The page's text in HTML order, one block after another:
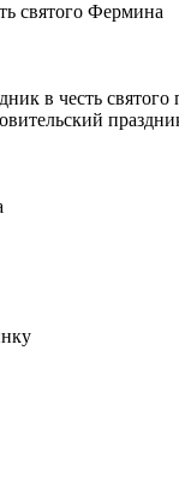
святого Фермина
в честь святого